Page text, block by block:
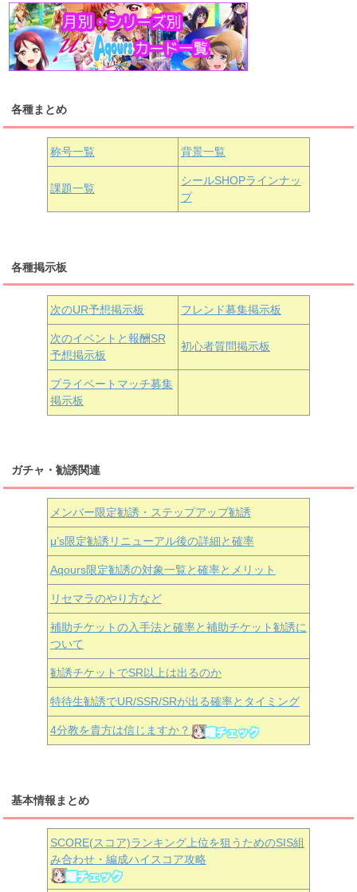
桜内梨子 高海千歌 渡辺曜
浦の星女学院1年生
津島善子 黒澤ルビィ
浦の星女学院3年生
黒澤ダイヤ
上原歩夢 宮下愛 優木せつ菜
虹ヶ咲学園1年生
中須かすみ 天王寺璃奈
朝香果林 近江彼方 エマ・ヴェルデ
各種まとめ
称号一覧 背景一覧
課題一覧
シールSHOPラインナッ
プ
各種掲示板
次のUR予想掲示板 フレンド募集掲示板
次のイベントと報酬SR
予想掲示板
初心者質問掲示板
プライベートマッチ募集
掲示板
ガチャ・勧誘関連
メンバー限定勧誘・ステップアップ勧誘
μ’s限定勧誘リニューアル後の詳細と確率
Aqours限定勧誘の対象一覧と確率とメリット
リセマラのやり方など
補助チケットの入手法と確率と補助チケット勧誘に
ついて
勧誘チケットでSR以上は出るのか
特待生勧誘でUR/SSR/SRが出る確率とタイミング
4分教を貴方は信じますか？
基本情報まとめ
SCORE(スコア)ランキング上位を狙うためのSIS組
み合わせ・編成ハイスコア攻略